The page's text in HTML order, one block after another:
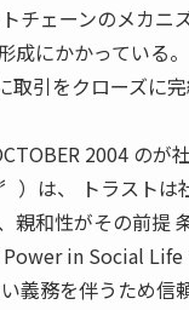
チェーンのメカニ
にかかっている。
引をクローズに完
2004 のが社
は、 トラストは
和性がその前提
in Social
義務を伴うため信